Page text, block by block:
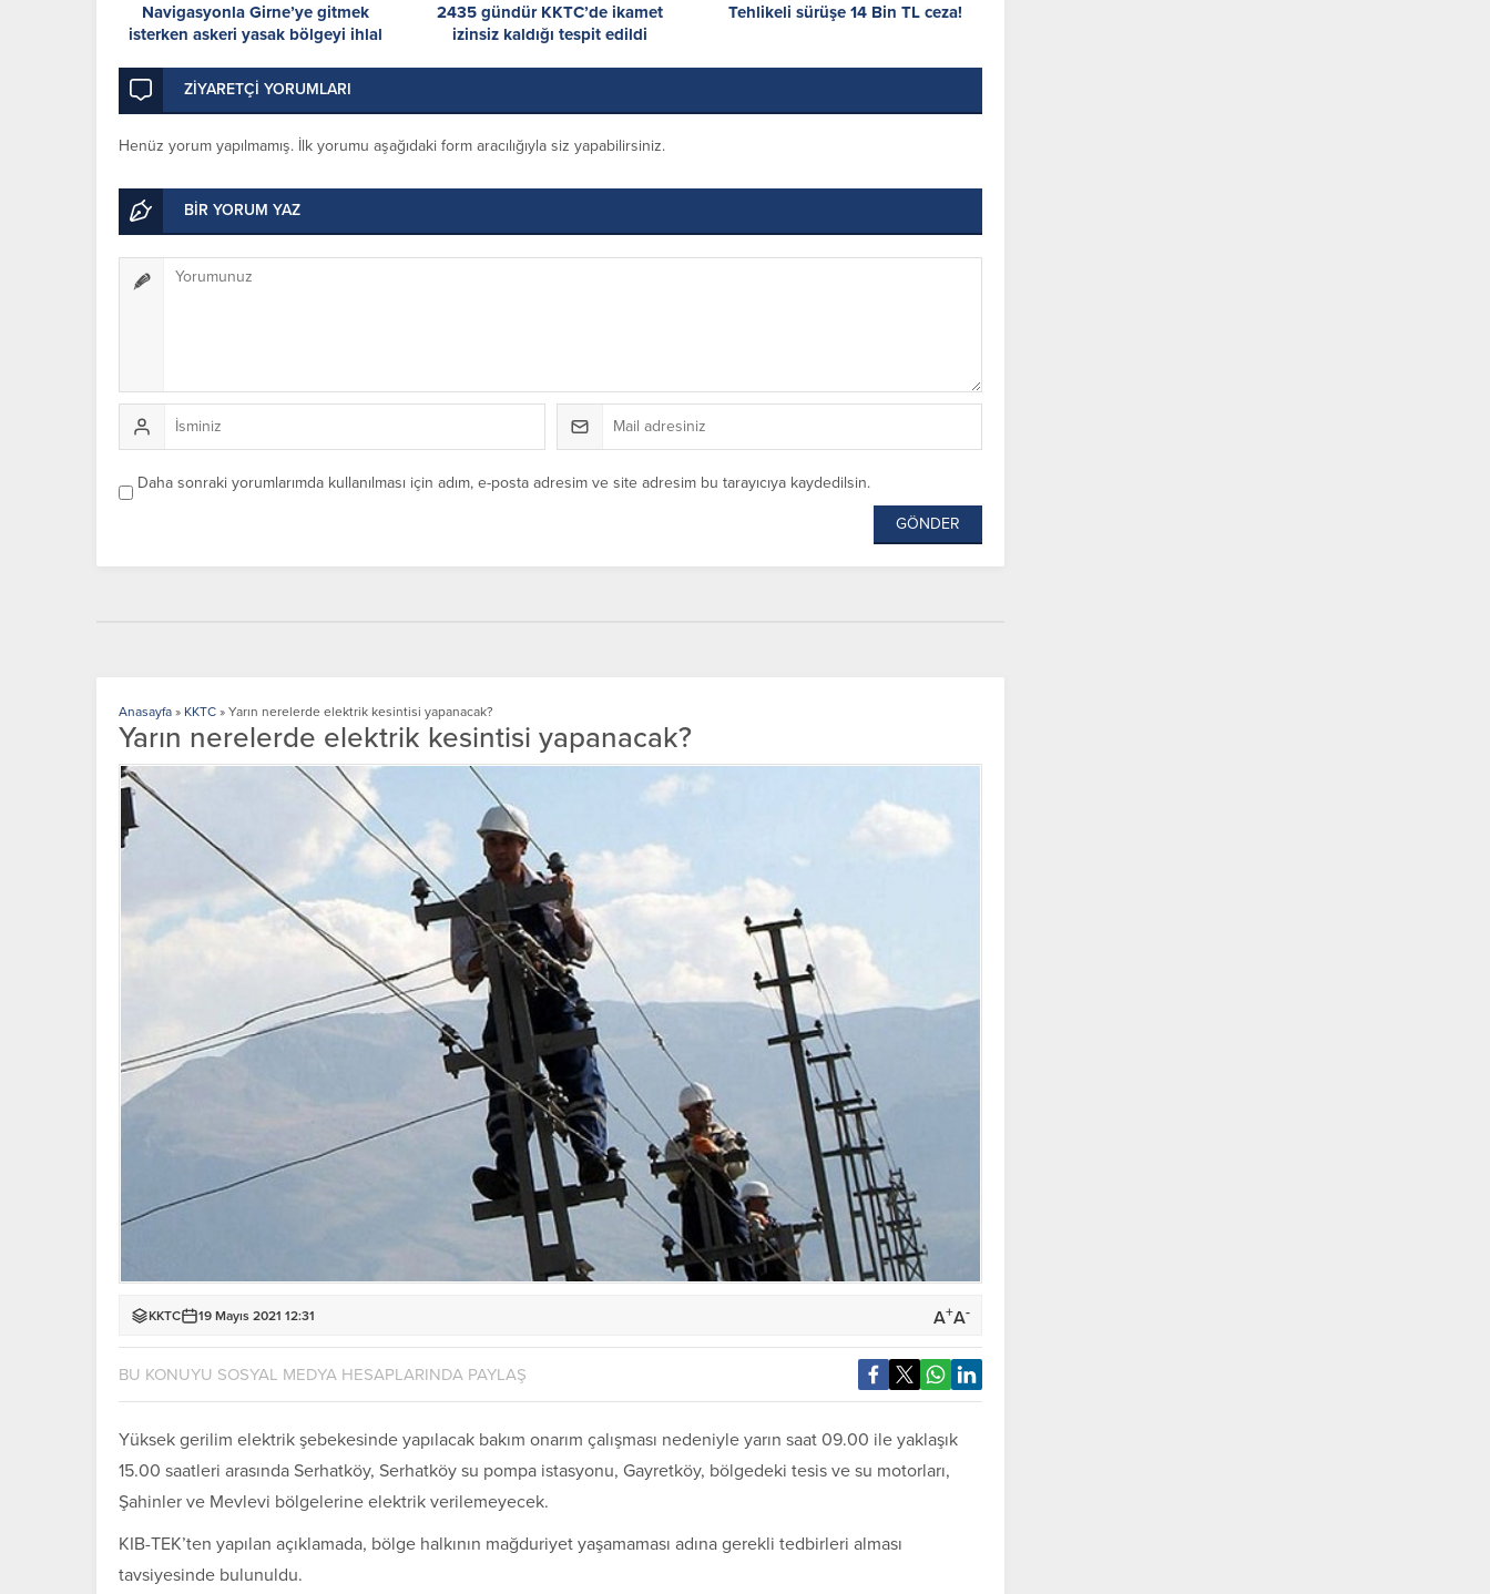
Navigasyonla Girne’ye gitmek
isterken askeri yasak bölgeyi ihlal
2435 gündür KKTC’de ikamet
izinsiz kaldığı tespit edildi
Tehlikeli sürüşe 14 Bin TL ceza!
ZİYARETÇİ YORUMLARI
Henüz yorum yapılmamış. İlk yorumu aşağıdaki form aracılığıyla siz yapabilirsiniz.
BİR YORUM YAZ
Daha sonraki yorumlarımda kullanılması için adım, e-posta adresim ve site adresim bu tarayıcıya kaydedilsin.
Anasayfa » KKTC » Yarın nerelerde elektrik kesintisi yapanacak?
Yarın nerelerde elektrik kesintisi yapanacak?
KKTC 19 Mayıs 2021 12:31 A+A-
BU KONUYU SOSYAL MEDYA HESAPLARINDA PAYLAŞ
Yüksek gerilim elektrik şebekesinde yapılacak bakım onarım çalışması nedeniyle yarın saat 09.00 ile yaklaşık
15.00 saatleri arasında Serhatköy, Serhatköy su pompa istasyonu, Gayretköy, bölgedeki tesis ve su motorları,
Şahinler ve Mevlevi bölgelerine elektrik verilemeyecek.
KIB-TEK’ten yapılan açıklamada, bölge halkının mağduriyet yaşamaması adına gerekli tedbirleri alması
tavsiyesinde bulunuldu.